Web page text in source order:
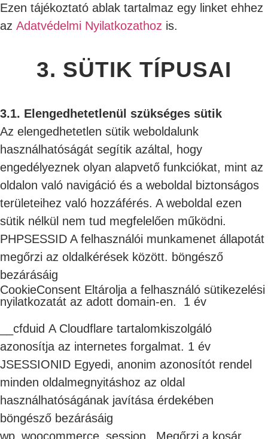
Ezen tájékoztató ablak tartalmaz egy linket ehhez
az Adatvédelmi Nyilatkozathoz is.
3. SÜTIK TÍPUSAI
3.1. Elengedhetetlenül szükséges sütik
Az elengedhetetlen sütik weboldalunk
használhatóságát segítik azáltal, hogy
engedélyeznek olyan alapvető funkciókat, mint az
oldalon való navigáció és a weboldal biztonságos
területeihez való hozzáférés. A weboldal ezen
sütik nélkül nem tud megfelelően működni.
PHPSESSID A felhasználói munkamenet állapotát
megőrzi az oldalkérések között. böngésző
bezárásáig
CookieConsent Eltárolja a felhasználó sütikezelési
nyilatkozatát az adott domain-en. 1 év
__cfduid A Cloudflare tartalomkiszolgáló
azonosítja az internetes forgalmat. 1 év
JSESSIONID Egyedi, anonim azonosítót rendel
minden oldalmegnyitáshoz az oldal
használhatóságának javítása érdekében
böngésző bezárásáig
wp_woocommerce_session_ Megőrzi a kosár